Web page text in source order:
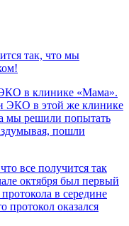
так, что мы
в клинике «Мама».
ЭКО в этой же клинике
мы решили попытать
пошли
все получится так
октября был первый
в середине
протокол оказался